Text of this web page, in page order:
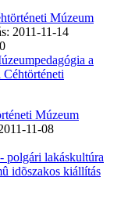
Múzeum
2011-11-14
a
Múzeum
11-08
polgári lakáskultúra
idõszakos kiállítás